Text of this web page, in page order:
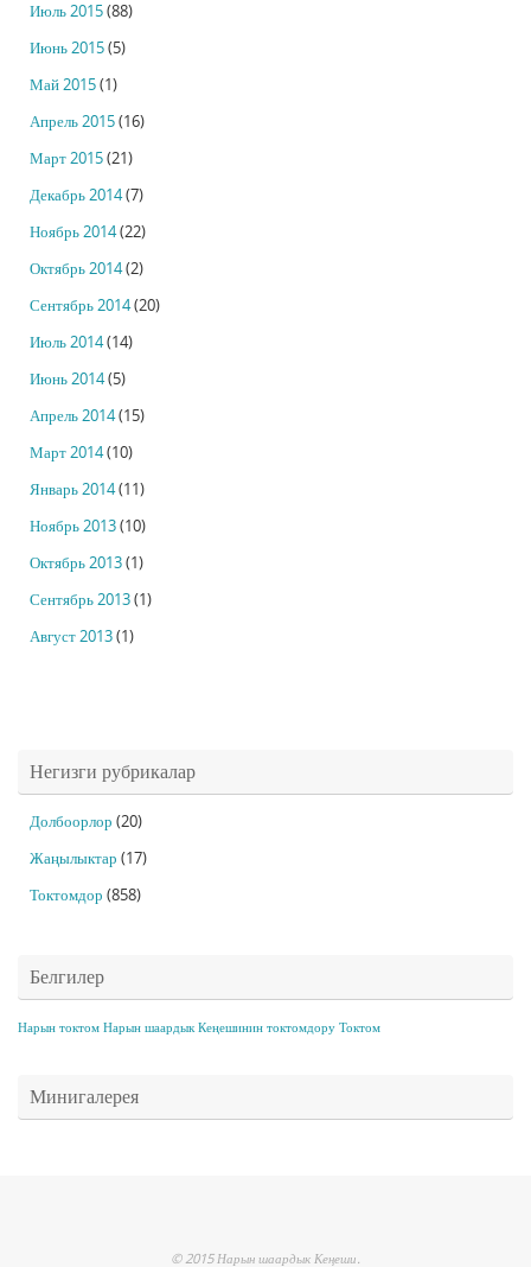
Июль 2015(88)
Июнь 2015(5)
Май 2015(1)
Апрель 2015(16)
Март 2015(21)
Декабрь 2014(7)
Ноябрь 2014(22)
Октябрь 2014(2)
Сентябрь 2014(20)
Июль 2014(14)
Июнь 2014(5)
Апрель 2014(15)
Март 2014(10)
Январь 2014(11)
Ноябрь 2013(10)
Октябрь 2013(1)
Сентябрь 2013(1)
Август 2013(1)
Негизги рубрикалар
Долбоорлор (20)
Жаңылыктар (17)
Токтомдор (858)
Белгилер
Нарын токтом Нарын шаардык Кеңешинин токтомдору Токтом
Минигалерея
© 2015 Нарын шаардык Кеңеши.